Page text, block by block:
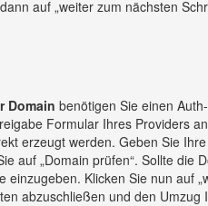
auf „weiter zum nächsten
Domain benötigen Sie einen
Formular Ihres Providers
erzeugt werden. Geben Sie
auf „Domain prüfen“. Sollte die
Klicken Sie nun auf
abzuschließen und den